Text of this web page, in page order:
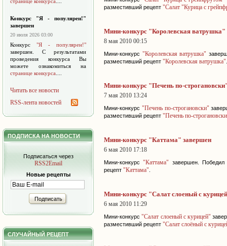
Конкурс "Я - популярен!"
завершен
20 июля 2026 03:00
Конкурс "Я - популярен!"
завершен. С результатами
проведения конкурса Вы
можете ознакомиться на
странице конкурса
Читать все новости
RSS-лента новостей
ПОДПИСКА НА НОВОСТИ
Подписаться через
RSS2Email
Новые рецепты
Подписать
СЛУЧАЙНЫЙ РЕЦЕПТ
разместивший рецепт "Салат "Курица с
Мини-конкурс "Королевская ватрушка"
8 мая 2010 00:15
Мини-конкурс "Королевская ватрушка"
разместивший рецепт "Королевская ватрушка"
Мини-конкурс "Печень по-
7 мая 2010 13:24
Мини-конкурс "Печень по-строгановски"
разместивший рецепт "Печень по-
Мини-конкурс "Каттама" завершен
6 мая 2010 17:18
Мини-конкурс"Каттама"
завершен. Победил
рецепт "Каттама"
Мини-конкурс "Салат слоеный с
6 мая 2010 11:29
Мини-конкурс"Салат слоеный с курицей"
разместивший рецепт "Салат слоёный с